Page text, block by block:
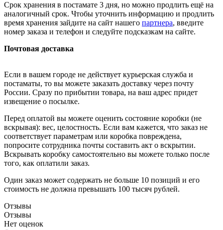
Срок хранения в постамате 3 дня, но можно продлить ещё на
аналогичный срок. Чтобы уточнить информацию и продлить
время хранения зайдите на сайт нашего партнера, введите
номер заказа и телефон и следуйте подсказкам на сайте.
Почтовая доставка
Если в вашем городе не действует курьерская служба и
постаматы, то вы можете заказать доставку через почту
России. Сразу по прибытии товара, на ваш адрес придет
извещение о посылке.
Перед оплатой вы можете оценить состояние коробки (не
вскрывая): вес, целостность. Если вам кажется, что заказ не
соответствует параметрам или коробка повреждена,
попросите сотрудника почты составить акт о вскрытии.
Вскрывать коробку самостоятельно вы можете только после
того, как оплатили заказ.
Один заказ может содержать не больше 10 позиций и его
стоимость не должна превышать 100 тысяч рублей.
Отзывы
Отзывы
Нет оценок